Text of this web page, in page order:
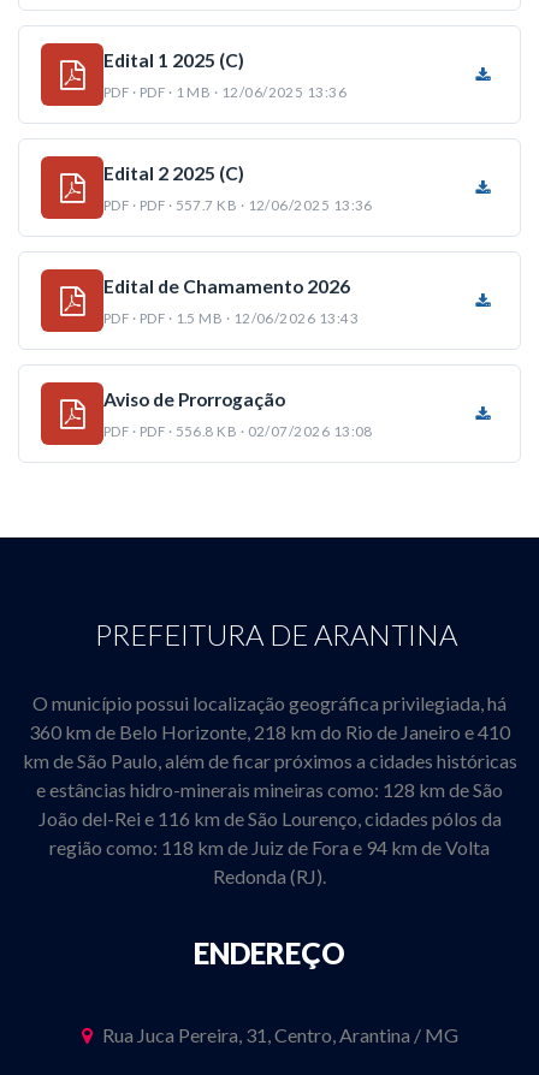
Edital 1 2025 (C)
PDF · PDF · 1 MB · 12/06/2025 13:36
Edital 2 2025 (C)
PDF · PDF · 557.7 KB · 12/06/2025 13:36
Edital de Chamamento 2026
PDF · PDF · 1.5 MB · 12/06/2026 13:43
Aviso de Prorrogação
PDF · PDF · 556.8 KB · 02/07/2026 13:08
PREFEITURA DE ARANTINA
O município possui localização geográfica privilegiada, há
360 km de Belo Horizonte, 218 km do Rio de Janeiro e 410
km de São Paulo, além de ficar próximos a cidades históricas
e estâncias hidro-minerais mineiras como: 128 km de São
João del-Rei e 116 km de São Lourenço, cidades pólos da
região como: 118 km de Juiz de Fora e 94 km de Volta
Redonda (RJ).
ENDEREÇO
Rua Juca Pereira, 31, Centro, Arantina / MG